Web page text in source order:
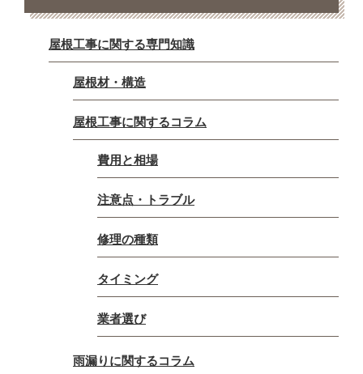
屋根工事に関する専門知識
屋根材・構造
屋根工事に関するコラム
費用と相場
注意点・トラブル
修理の種類
タイミング
業者選び
雨漏りに関するコラム